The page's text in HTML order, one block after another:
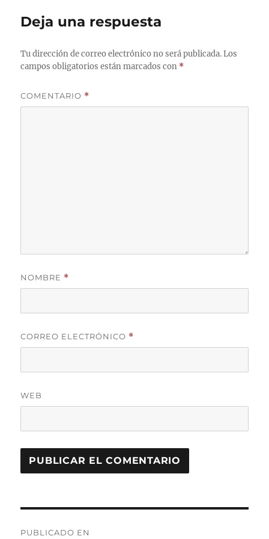
Deja una respuesta
Tu dirección de correo electrónico no será publicada. Los
campos obligatorios están marcados con *
COMENTARIO *
NOMBRE *
CORREO ELECTRÓNICO *
WEB
PUBLICADO EN